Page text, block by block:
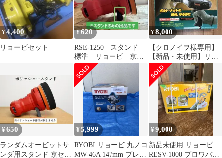
¥4,400
リョービセット
¥620
RSE-1250 スタンド
標準 リョービ 京セ
ラ ポリッシャー サン
ダー
¥8,000
【クロノイヲ様専用】
【新品・未使用】リョ
ービ RYOBI IW-2000
¥650
ランダムオービットサ
ンダ用スタンド 京セラ
¥5,999
RYOBI リョービ 丸ノコ
MW-46A 147mm ブレー
¥9,000
新品未使用 リョービ
RESV-1000 ブロワバキ